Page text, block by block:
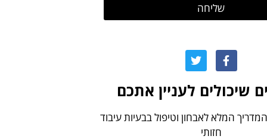
שליחה
שיכולים לעניין אתכם
המלא לאבחון וטיפול בבעיות עיבוד
חזותי